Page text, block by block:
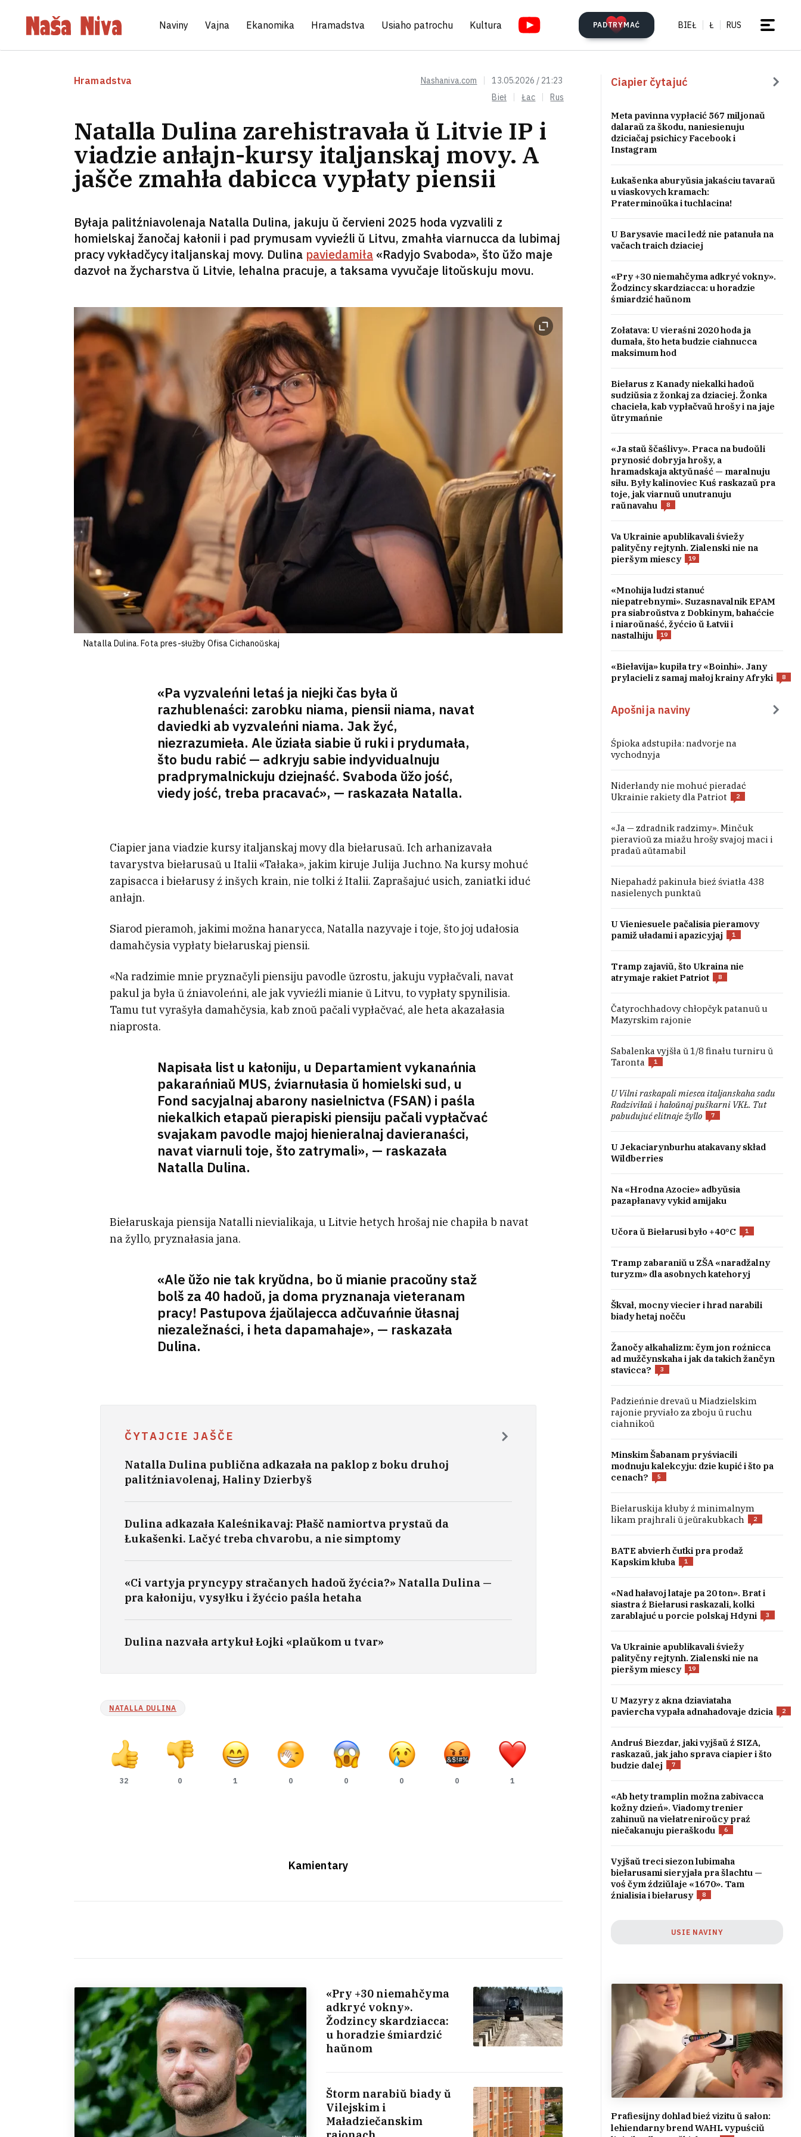
Naviny Vajna Ekanomika Hramadstva Usiaho patrochu Kultura PADTRYMAĆ BIEŁ Ł RUS
Hramadstva Nashaniva.com
13.05.2026 / 21:23
Bieł
Łac Rus
Natalla Dulina zarehistravała ŭ Litvie IP i
viadzie anłajn-kursy italjanskaj movy. A
jašče zmahła dabicca vypłaty piensii
Byłaja palitźniavolenaja Natalla Dulina, jakuju ŭ červieni 2025 hoda vyzvalili z
homielskaj žanočaj kałonii i pad prymusam vyvieźli ŭ Litvu, zmahła viarnucca da lubimaj
pracy vykładčycy italjanskaj movy. Dulina paviedamiła «Radyjo Svaboda», što ŭžo maje
dazvoł na žycharstva ŭ Litvie, lehalna pracuje, a taksama vyvučaje litoŭskuju movu.
Natalla Dulina. Fota pres-słužby Ofisa Cichanoŭskaj
«Pa vyzvaleńni letaś ja niejki čas była ŭ
razhublenaści: zarobku niama, piensii niama, navat
daviedki ab vyzvaleńni niama. Jak žyć,
niezrazumieła. Ale ŭziała siabie ŭ ruki i prydumała,
što budu rabić — adkryju sabie indyvidualnuju
pradprymalnickuju dziejnaść. Svaboda ŭžo jość,
viedy jość, treba pracavać», — raskazała Natalla.
Ciapier jana viadzie kursy italjanskaj movy dla biełarusaŭ. Ich arhanizavała
tavarystva biełarusaŭ u Italii «Tałaka», jakim kiruje Julija Juchno. Na kursy mohuć
zapisacca i biełarusy ź inšych krain, nie tolki ź Italii. Zaprašajuć usich, zaniatki iduć
anłajn.
Siarod pieramoh, jakimi možna hanarycca, Natalla nazyvaje i toje, što joj udałosia
damahčysia vypłaty biełaruskaj piensii.
«Na radzimie mnie pryznačyli piensiju pavodle ŭzrostu, jakuju vypłačvali, navat
pakul ja była ŭ źniavoleńni, ale jak vyvieźli mianie ŭ Litvu, to vypłaty spynilisia.
Tamu tut vyrašyła damahčysia, kab znoŭ pačali vypłačvać, ale heta akazałasia
niaprosta.
Napisała list u kałoniju, u Departamient vykanańnia
pakarańniaŭ MUS, źviarnułasia ŭ homielski sud, u
Fond sacyjalnaj abarony nasielnictva (FSAN) i paśla
niekalkich etapaŭ pierapiski piensiju pačali vypłačvać
svajakam pavodle majoj hienieralnaj davieranaści,
navat viarnuli toje, što zatrymali», — raskazała
Natalla Dulina.
Biełaruskaja piensija Natalli nievialikaja, u Litvie hetych hrošaj nie chapiła b navat
na žyllo, pryznałasia jana.
«Ale ŭžo nie tak kryŭdna, bo ŭ mianie pracoŭny staž
bolš za 40 hadoŭ, ja doma pryznanaja vieteranam
pracy! Pastupova źjaŭlajecca adčuvańnie ŭłasnaj
niezaležnaści, i heta dapamahaje», — raskazała
Dulina.
ČYTAJCIE JAŠČE
Natalla Dulina publična adkazała na paklop z boku druhoj
palitźniavolenaj, Haliny Dzierbyš
Dulina adkazała Kaleśnikavaj: Płašč namiortva prystaŭ da
Łukašenki. Lačyć treba chvarobu, a nie simptomy
«Ci vartyja pryncypy stračanych hadoŭ žyćcia?» Natalla Dulina —
pra kałoniju, vysyłku i žyćcio paśla hetaha
Dulina nazvała artykuł Łojki «plaŭkom u tvar»
NATALLA DULINA
32 0 1 0 0 0 0 1
Kamientary
«Pry +30 niemahčyma
adkryć vokny».
Žodzincy skardziacca:
u horadzie śmiardzić
haŭnom
Štorm narabiŭ biady ŭ
Vilejskim i
Maładziečanskim
Ciapier čytajuć
Meta pavinna vypłacić 567 miljonaŭ
dalaraŭ za škodu, naniesienuju
dziciačaj psichicy Facebook i
Instagram
Łukašenka aburyŭsia jakaściu tavaraŭ
u viaskovych kramach:
Praterminoŭka i tuchlacina!
U Barysavie maci ledź nie patanuła na
vačach traich dziaciej
«Pry +30 niemahčyma adkryć vokny».
Žodzincy skardziacca: u horadzie
śmiardzić haŭnom
Zołatava: U vieraśni 2020 hoda ja
dumała, što heta budzie ciahnucca
maksimum hod
Biełarus z Kanady niekalki hadoŭ
sudziŭsia z žonkaj za dziaciej. Žonka
chacieła, kab vypłačvaŭ hrošy i na jaje
ŭtrymańnie
«Ja staŭ ščaślivy». Praca na budoŭli
prynosić dobryja hrošy, a
hramadskaja aktyŭnaść — maralnuju
siłu. Były kalinoviec Kuś raskazaŭ pra
toje, jak viarnuŭ unutranuju
raŭnavahu
8
Va Ukrainie apublikavali śviežy
palityčny rejtynh. Zialenski nie na
pieršym miescy
19
«Mnohija ludzi stanuć
niepatrebnymi». Suzasnavalnik EPAM
pra siabroŭstva z Dobkinym, bahaćcie
i niaroŭnaść, žyćcio ŭ Łatvii i
nastalhiju
19
«Biełavija» kupiła try «Boinhi». Jany
prylacieli z samaj małoj krainy Afryki
8
Apošnija naviny
Śpioka adstupiła: nadvorje na
vychodnyja
Niderłandy nie mohuć pieradać
Ukrainie rakiety dla Patriot
2
«Ja — zdradnik radzimy». Minčuk
pieravioŭ za miažu hrošy svajoj maci i
pradaŭ aŭtamabil
Niepahadź pakinuła bieź śviatła 438
nasielenych punktaŭ
U Vieniesuele pačalisia pieramovy
pamiž uładami i apazicyjaj
1
Tramp zajaviŭ, što Ukraina nie
atrymaje rakiet Patriot
8
Čatyrochhadovy chłopčyk patanuŭ u
Mazyrskim rajonie
Sabalenka vyjšła ŭ 1/8 finału turniru ŭ
Taronta
1
U Vilni raskapali miesca italjanskaha sadu
Radziviłaŭ i hałoŭnaj puškarni VKŁ. Tut
pabudujuć elitnaje žyllo
7
U Jekaciarynburhu atakavany skład
Wildberries
Na «Hrodna Azocie» adbyŭsia
pazapłanavy vykid amijaku
Učora ŭ Biełarusi było +40°C 1
Tramp zabaraniŭ u ZŠA «naradžalny
turyzm» dla asobnych katehoryj
Škvał, mocny viecier i hrad narabili
biady hetaj nočču
Žanočy ałkahalizm: čym jon roźnicca
ad mužčynskaha i jak da takich žančyn
stavicca?
3
Padzieńnie drevaŭ u Miadzielskim
rajonie pryviało za zboju ŭ ruchu
ciahnikoŭ
Minskim Šabanam pryśviacili
modnuju kalekcyju: dzie kupić i što pa
cenach?
5
Biełaruskija kłuby ź minimalnym
likam prajhrali ŭ jeŭrakubkach
2
BATE abvierh čutki pra prodaž
Kapskim kłuba
1
«Nad hałavoj lataje pa 20 ton». Brat i
siastra ź Biełarusi raskazali, kolki
zarablajuć u porcie polskaj Hdyni
3
Va Ukrainie apublikavali śviežy
palityčny rejtynh. Zialenski nie na
pieršym miescy
19
U Mazyry z akna dziaviataha
paviercha vypała adnahadovaje dzicia
2
Andruś Biezdar, jaki vyjšaŭ ź SIZA,
raskazaŭ, jak jaho sprava ciapier i što
budzie dalej
7
«Ab hety tramplin možna zabivacca
kožny dzień». Viadomy trenier
zahinuŭ na viełatreniroŭcy praź
niečakanuju pieraškodu
6
Vyjšaŭ treci siezon lubimaha
biełarusami sieryjała pra šlachtu —
voś čym ździŭlaje «1670». Tam
źnialisia i biełarusy
8
USIE NAVINY
Prafiesijny dohlad bieź vizitu ŭ sałon:
lehiendarny brend WAHL vypuściŭ